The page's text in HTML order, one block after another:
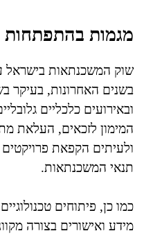
מגמות
שוק המשכנתאות בישראל
בשנים האחרונות, בעיקר
ובאירועים כלכליים
המימון לזכאים, העלאת
ולעיתים הקפאת
תנאי המשכנתאות.
כמו כן, פיתוחים
מידע ואישורים בצורה